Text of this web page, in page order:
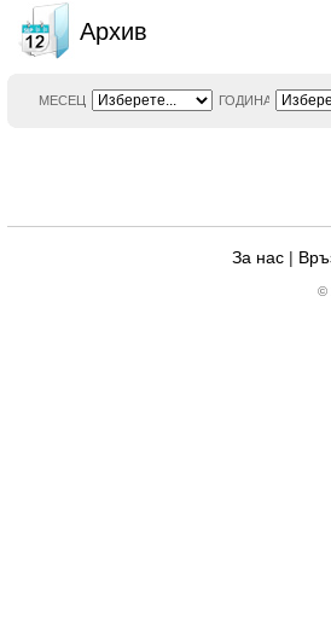
Архив
МЕСЕЦ ГОДИНА
За нас |
©